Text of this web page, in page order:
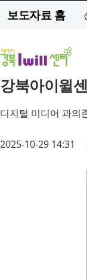
보도자료 홈
강북아이윌
디지털 미디어 과의
2025-10-29 14:31